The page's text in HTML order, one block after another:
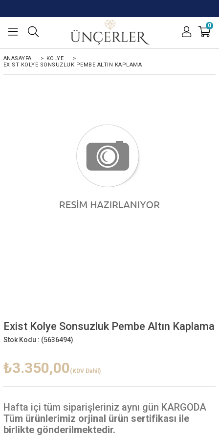
0
ANASAYFA > KOLYE
>
EXIST KOLYE SONSUZLUK PEMBE ALTIN KAPLAMA
Exist Kolye Sonsuzluk Pembe Altın Kaplama
Stok Kodu : (5636494)
₺3.350,00 (KDV Dahil)
Hafta içi tüm siparişleriniz aynı gün KARGODA
Tüm ürünlerimiz orjinal ürün sertifikası ile
birlikte gönderilmektedir.